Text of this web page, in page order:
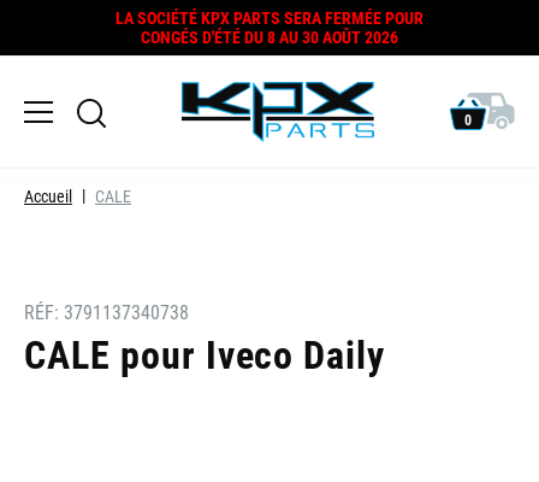
LA SOCIÉTÉ KPX PARTS SERA FERMÉE POUR
CONGÉS D'ÉTÉ DU 8 AU 30 AOÛT 2026
0
Accueil CALE
RÉF: 3791137340738
CALE pour Iveco Daily